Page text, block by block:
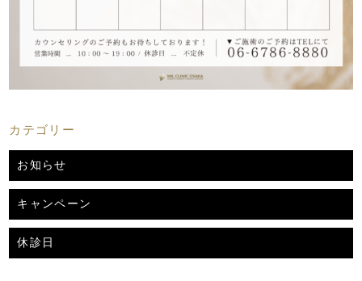
カテゴリー
お知らせ
キャンペーン
休診日